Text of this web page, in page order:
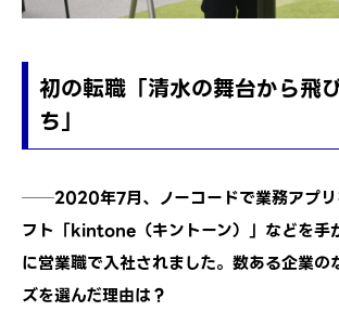
初の転職「清水の舞台から飛
ち」
──2020年7月、ノーコードで業務アプリ
フト「kintone（キントーン）」などを手
に営業職で入社されました。数ある企業の
ズを選んだ理由は？